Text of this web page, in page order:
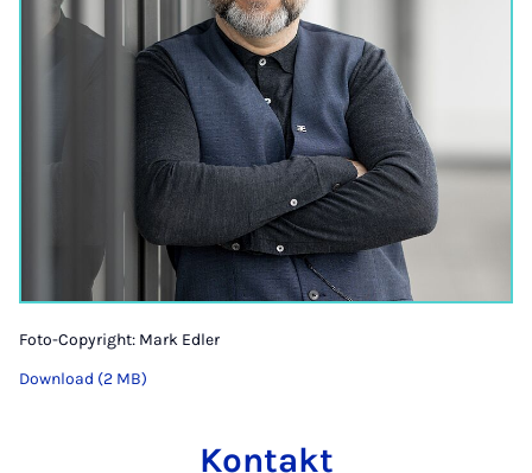
Foto-Copyright: Mark Edler
Download (2 MB)
Kontakt